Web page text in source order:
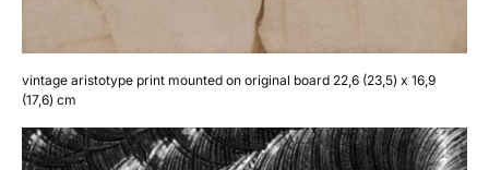
vintage aristotype print mounted on original board 22,6 (23,5) x 16,9
(17,6) cm